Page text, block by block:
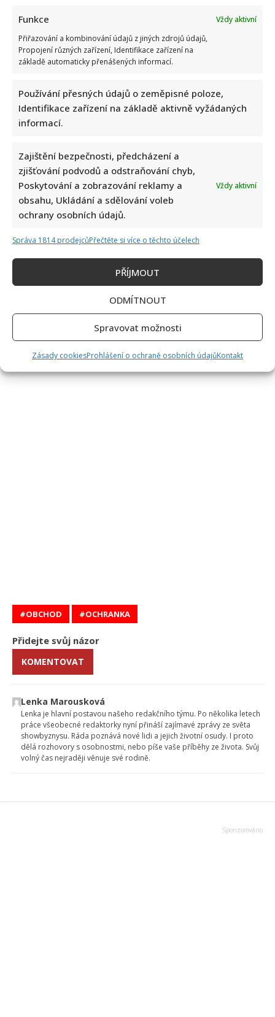
Funkce
Vždy aktivní
Přiřazování a kombinování údajů z jiných zdrojů údajů,
Propojení různých zařízení, Identifikace zařízení na
základě automaticky přenášených informací.
Používání přesných údajů o zeměpisné poloze,
Identifikace zařízení na základě aktivně vyžádaných
informací.
Zajištění bezpečnosti, předcházení a
zjišťování podvodů a odstraňování chyb,
Poskytování a zobrazování reklamy a
obsahu, Ukládání a sdělování voleb
ochrany osobních údajů.
Vždy aktivní
Správa 1814 prodejcůPřečtěte si více o těchto účelech
PŘÍJMOUT
ODMÍTNOUT
Spravovat možnosti
Zásady cookiesProhlášení o ochraně osobních údajůKontakt
nemá právo nikoho „odvádět“. Zákazník může
místnosti, ale pokud to odmítne, nesmí být k ničemu
nucen. Bez vašeho svobodného a výslovného
a nesmí sahat na vaše osobní věci. Bránit zákazníkovi
v přivolání policie, například odebráním mobilu, je
Při pochybení (v tomto případě falešném obvinění) by
měla automaticky ze strany ochranky obchodu přijít
minimálně ústní omluva.
Máte i vy nějaký nepříjemný zážitek s ochrankou
obchodu? Svěřte se nám.
Zdroj: Autorský text
OBCHOD OCHRANKA
Přidejte svůj názor
KOMENTOVAT
Lenka Marousková
Lenka je hlavní postavou našeho redakčního týmu. Po několika letech
práce všeobecné redaktorky nyní přináší zajímavé zprávy ze světa
showbyznysu. Ráda poznává nové lidi a jejich životní osudy. I proto
dělá rozhovory s osobnostmi, nebo píše vaše příběhy ze života. Svůj
volný čas nejraději věnuje své rodině.